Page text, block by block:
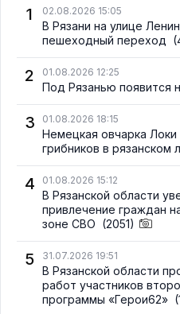
1
02.08.2026 15:05
В Рязани на улице
пешеходный переход
2 01.08.2026 12:25
Под Рязанью появится
3 01.08.2026 18:15
Немецкая овчарка
грибников в рязанском
4 01.08.2026 15:12
В Рязанской области
привлечение граждан
зоне СВО (2051)
5 31.07.2026 19:51
В Рязанской области
работ участников
программы «Герои62»